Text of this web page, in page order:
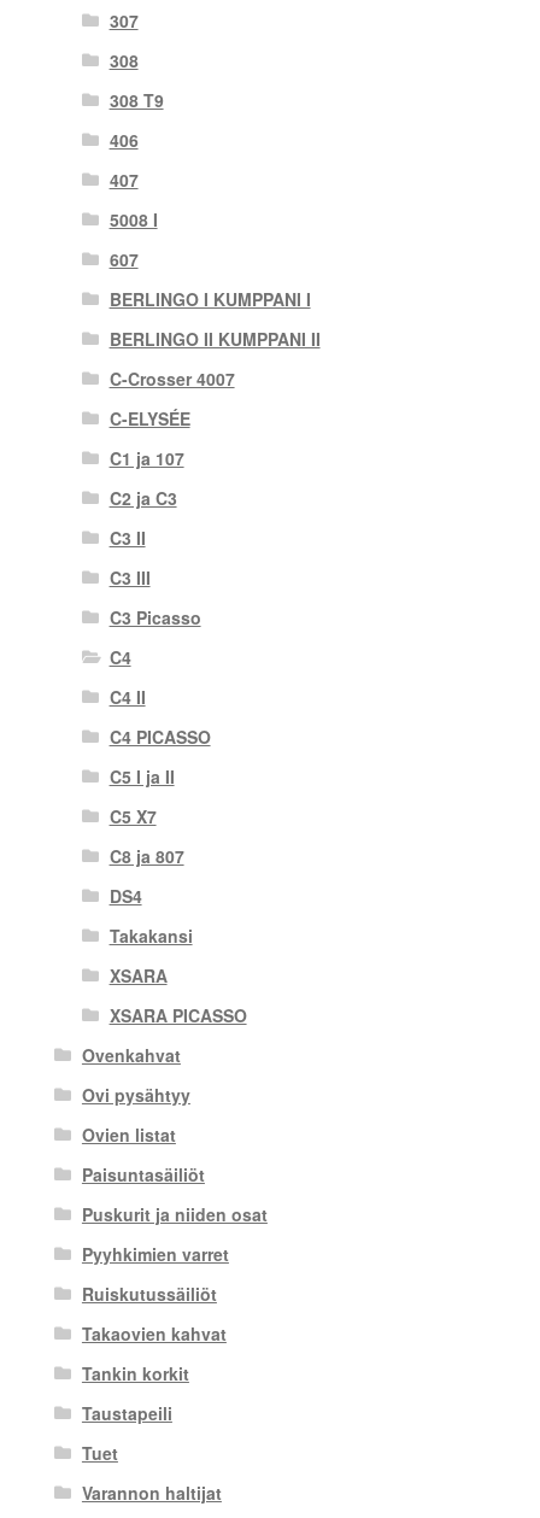
307
308
308 T9
406
407
5008 I
607
BERLINGO I KUMPPANI I
BERLINGO II KUMPPANI II
C-Crosser 4007
C-ELYSÉE
C1 ja 107
C2 ja C3
C3 II
C3 III
C3 Picasso
C4
C4 II
C4 PICASSO
C5 I ja II
C5 X7
C8 ja 807
DS4
Takakansi
XSARA
XSARA PICASSO
Ovenkahvat
Ovi pysähtyy
Ovien listat
Paisuntasäiliöt
Puskurit ja niiden osat
Pyyhkimien varret
Ruiskutussäiliöt
Takaovien kahvat
Tankin korkit
Taustapeili
Tuet
Varannon haltijat